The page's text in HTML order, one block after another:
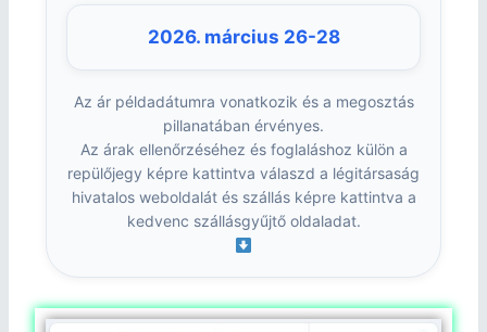
2026. március 26-28
Az ár példadátumra vonatkozik és a megosztás
pillanatában érvényes.
Az árak ellenőrzéséhez és foglaláshoz külön a
repülőjegy képre kattintva válaszd a légitársaság
hivatalos weboldalát és szállás képre kattintva a
kedvenc szállásgyűjtő oldaladat.